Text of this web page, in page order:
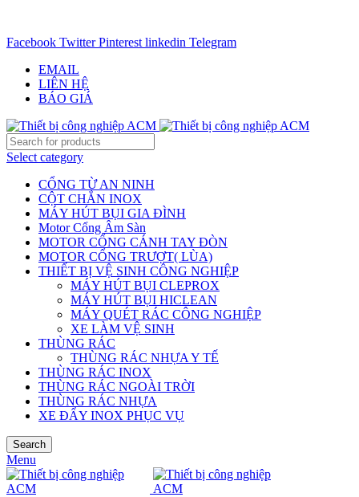
Facebook Twitter Pinterest linkedin Telegram
EMAIL
LIÊN HỆ
BÁO GIÁ
Select category
CỔNG TỪ AN NINH
CỘT CHẮN INOX
MÁY HÚT BỤI GIA ĐÌNH
Motor Cổng Âm Sàn
MOTOR CỔNG CÁNH TAY ĐÒN
MOTOR CỔNG TRƯỢT( LÙA)
THIẾT BỊ VỆ SINH CÔNG NGHIỆP
MÁY HÚT BỤI CLEPROX
MÁY HÚT BỤI HICLEAN
MÁY QUÉT RÁC CÔNG NGHIỆP
XE LÀM VỆ SINH
THÙNG RÁC
THÙNG RÁC NHỰA Y TẾ
THÙNG RÁC INOX
THÙNG RÁC NGOÀI TRỜI
THÙNG RÁC NHỰA
XE ĐẨY INOX PHỤC VỤ
Search
Menu